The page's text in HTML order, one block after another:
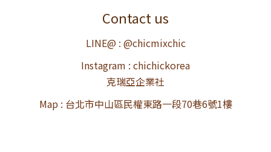
Contact us
LINE@ : @chicmixchic
Instagram : chichickorea
克瑞亞企業社
Map : 台北市中山區民權東路一段70巷6號1樓